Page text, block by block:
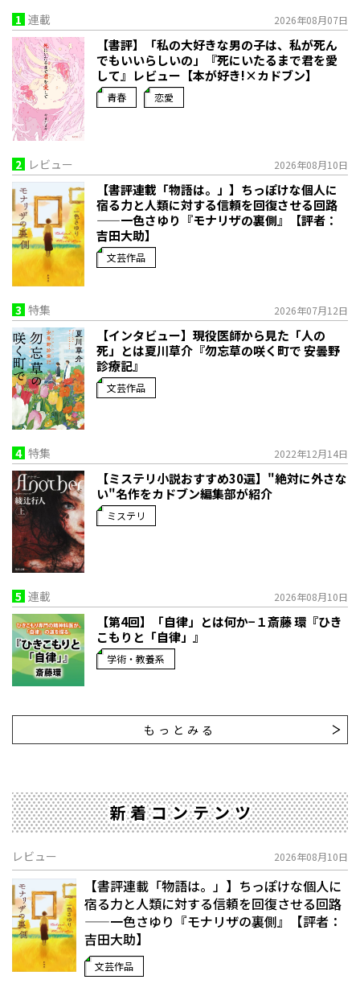
1 連載 2026年08月07日
【書評】「私の大好きな男の子は、私が死ん
でもいいらしいの」――『死にいたるまで君を愛
して』レビュー【本が好き!×カドブン】
青春 恋愛
2 レビュー 2026年08月10日
【書評連載「物語は。」】ちっぽけな個人に
宿る力と人類に対する信頼を回復させる回路
——一色さゆり『モナリザの裏側』【評者：
吉田大助】
文芸作品
3 特集 2026年07月12日
【インタビュー】現役医師から見た「人の
死」とは――夏川草介『勿忘草の咲く町で 安曇野
診療記』
文芸作品
4 特集 2022年12月14日
【ミステリ小説おすすめ30選】"絶対に外さな
い"名作をカドブン編集部が紹介
ミステリ
5 連載 2026年08月10日
【第4回】「自律」とは何か−１――斎藤 環『ひき
こもりと「自律」』
学術・教養系
もっとみる
新着コンテンツ
レビュー 2026年08月10日
【書評連載「物語は。」】ちっぽけな個人に
宿る力と人類に対する信頼を回復させる回路
——一色さゆり『モナリザの裏側』【評者：
吉田大助】
文芸作品